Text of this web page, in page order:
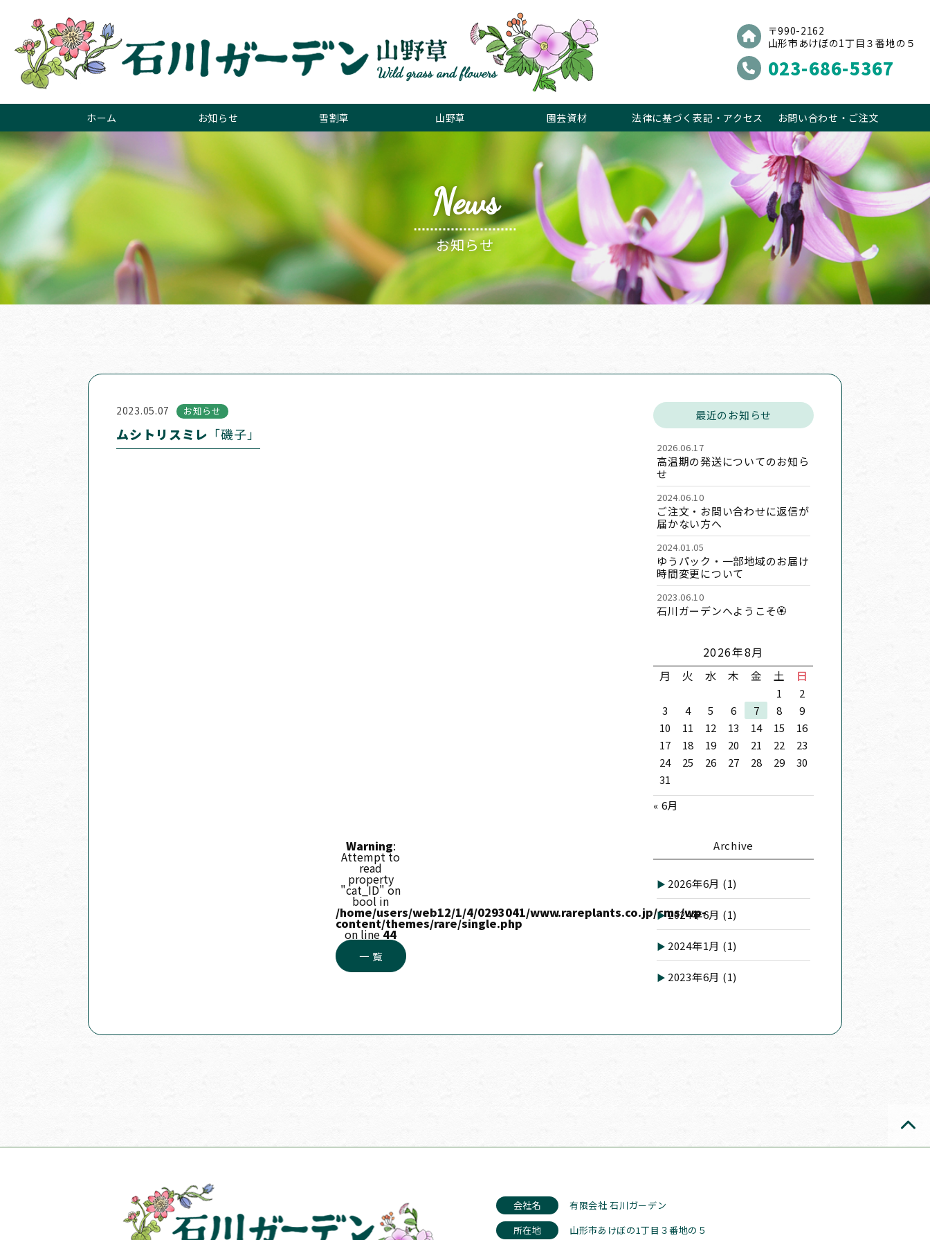
〒990-2162
山形市あけぼの1丁目３番地の５
023-686-5367
ホーム お知らせ 雪割草 山野草 園芸資材 法律に基づく表記・アクセス お問い合わせ・ご注文
News
お知らせ
2023.05.07 お知らせ
ムシトリスミレ 「磯子」
Warning:
Attempt to
read
property
"cat_ID" on
bool in
/home/users/web12/1/4/0293041/www.rareplants.co.jp/cms/wp-
content/themes/rare/single.php
on line44
一 覧
最近のお知らせ
2026.06.17
高温期の発送についてのお知ら
せ
2024.06.10
ご注文・お問い合わせに返信が
届かない方へ
2024.01.05
ゆうパック・一部地域のお届け
時間変更について
2023.06.10
石川ガーデンへようこそ🏵
2026年8月
月
火 水 木 金 土 日
1
2
3
4 5 6 7 8
9
10
11 12 13 14 15
16
17
18 19 20 21 22
23
24
25 26 27 28 29
30
31
« 6月
Archive
2026年6月 (1)
2024年6月 (1)
2024年1月 (1)
2023年6月 (1)
会社名
有限会社 石川ガーデン
所在地
山形市あけぼの1丁目３番地の５